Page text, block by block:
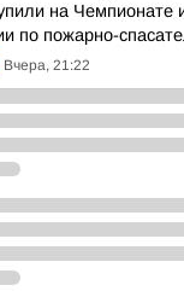
на
по пожарно-
Вчера, 21:22